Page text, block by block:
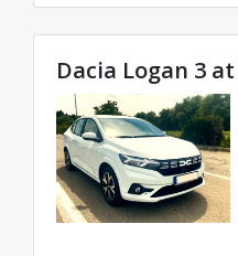
Dacia Logan 3 at